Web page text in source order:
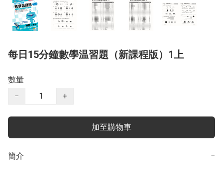
每日15分鐘數學温習題（新課程版）1上
數量
−
+
加至購物車
簡介 −